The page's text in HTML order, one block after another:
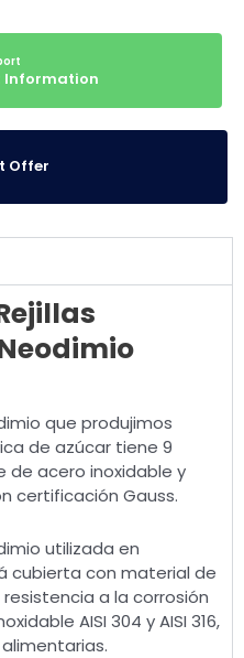
Information
Offer
que produjimos
de azúcar tiene 9
acero inoxidable y
certificación Gauss.
utilizada en
cubierta con material de
a la corrosión
AISI 304 y AISI 316,